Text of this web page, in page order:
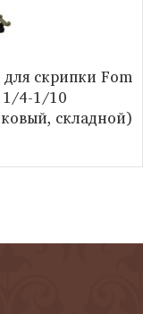
скрипки Fom
4-1/10
складной)